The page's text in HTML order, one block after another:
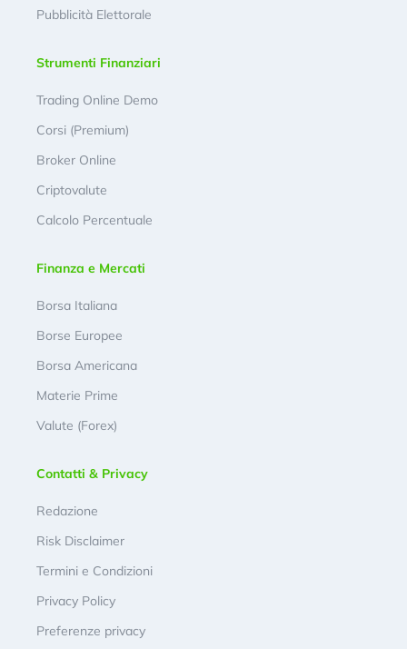
Pubblicità Elettorale
Strumenti Finanziari
Trading Online Demo
Corsi (Premium)
Broker Online
Criptovalute
Calcolo Percentuale
Finanza e Mercati
Borsa Italiana
Borse Europee
Borsa Americana
Materie Prime
Valute (Forex)
Contatti & Privacy
Redazione
Risk Disclaimer
Termini e Condizioni
Privacy Policy
Preferenze privacy